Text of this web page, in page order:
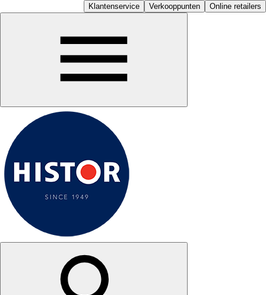
Klantenservice Verkooppunten Online retailers